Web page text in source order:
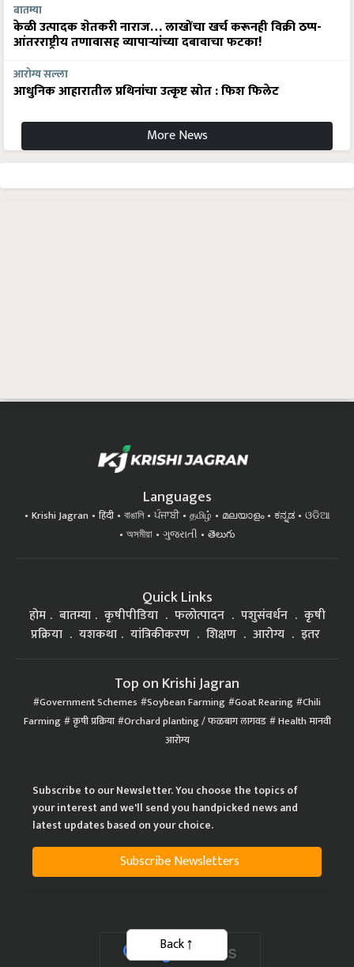
बातम्या
केळी उत्पादक शेतकरी नाराज… लाखोंचा खर्च करूनही विक्री ठप्प-
आंतरराष्ट्रीय तणावासह व्यापाऱ्यांच्या दबावाचा फटका!
आरोग्य सल्ला
आधुनिक आहारातील प्रथिनांचा उत्कृष्ट स्रोत : फिश फिलेट
More News
Languages
Krishi Jagran हिंदी বাঙালি ਪੰਜਾਬੀ தமிழ் മലയാളം ಕನ್ನಡ
ଓଡିଆ
অসমীয়া
ગુજરાતી తెలుగు
Quick Links
होम बातम्या कृषीपीडिया फलोत्पादन पशुसंवर्धन
कृषी
प्रक्रिया
यशकथा यांत्रिकीकरण शिक्षण आरोग्य इतर
Top on Krishi Jagran
Government Schemes Soybean Farming Goat Rearing Chili
Farming कृषी प्रक्रिया Orchard planting / फळबाग लागवड Health मानवी
आरोग्य
Subscribe to our Newsletter. You choose the topics of
your interest and we'll send you handpicked news and
latest updates based on your choice.
Subscribe Newsletters
Back